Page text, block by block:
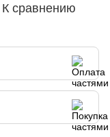
К сравнению